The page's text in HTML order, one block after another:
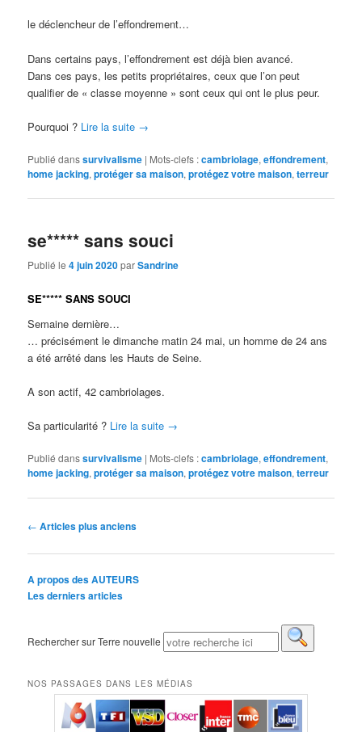
le déclencheur de l’effondrement…
Dans certains pays, l’effondrement est déjà bien avancé.
Dans ces pays, les petits propriétaires, ceux que l’on peut
qualifier de « classe moyenne » sont ceux qui ont le plus peur.
Pourquoi ? Lire la suite →
Publié danssurvivalisme | Mots-clefs :cambriolage,effondrement,
home jacking,protéger sa maison,protégez votre maison,terreur
se***** sans souci
Publié le4 juin 2020parSandrine
SE***** SANS SOUCI
Semaine dernière…
… précisément le dimanche matin 24 mai, un homme de 24 ans
a été arrêté dans les Hauts de Seine.
A son actif, 42 cambriolages.
Sa particularité ? Lire la suite →
Publié danssurvivalisme | Mots-clefs :cambriolage,effondrement,
home jacking,protéger sa maison,protégez votre maison,terreur
Navigation des articles
← Articles plus anciens
A propos des AUTEURS
Les derniers articles
Rechercher sur Terre nouvelle
NOS PASSAGES DANS LES MÉDIAS